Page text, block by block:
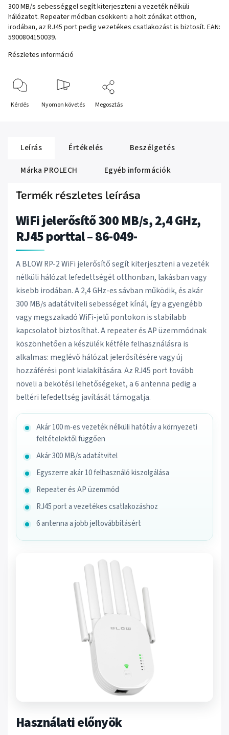
300 MB/s sebességgel segít kiterjeszteni a vezeték nélküli
hálózatot. Repeater módban csökkenti a holt zónákat otthon,
irodában, az RJ45 port pedig vezetékes csatlakozást is biztosít. EAN:
5900804150039.
Részletes információ
Kérdés Nyomon követés Megosztás
Leírás Értékelés
Beszélgetés
Márka PROLECH Egyéb információk
Termék részletes leírása
WiFi jelerősítő 300 MB/s, 2,4 GHz,
RJ45 porttal – 86-049-
A BLOW RP-2 WiFi jelerősítő segít kiterjeszteni a vezeték
nélküli hálózat lefedettségét otthonban, lakásban vagy
kisebb irodában. A 2,4 GHz-es sávban működik, és akár
300 MB/s adatátviteli sebességet kínál, így a gyengébb
vagy megszakadó WiFi-jelű pontokon is stabilabb
kapcsolatot biztosíthat. A repeater és AP üzemmódnak
köszönhetően a készülék kétféle felhasználásra is
alkalmas: meglévő hálózat jelerősítésére vagy új
hozzáférési pont kialakítására. Az RJ45 port tovább
növeli a bekötési lehetőségeket, a 6 antenna pedig a
beltéri lefedettség javítását támogatja.
Akár 100 m-es vezeték nélküli hatótáv a környezeti
feltételektől függően
Akár 300 MB/s adatátvitel
Egyszerre akár 10 felhasználó kiszolgálása
Repeater és AP üzemmód
RJ45 port a vezetékes csatlakozáshoz
6 antenna a jobb jeltovábbításért
Használati előnyök